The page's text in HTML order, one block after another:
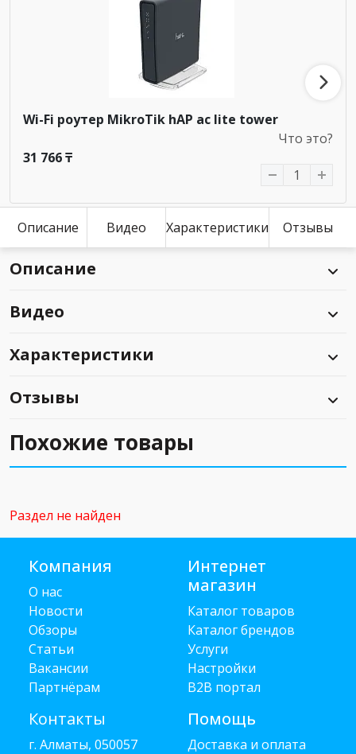
Wi-Fi роутер MikroTik hAP ac lite tower
Что это?
31 766 ₸
Описание Видео Характеристики Отзывы
Описание
Видео
Характеристики
Отзывы
Похожие товары
Раздел не найден
Компания
О нас
Новости
Обзоры
Статьи
Вакансии
Партнёрам
Контакты
г. Алматы, 050057
Интернет
магазин
Каталог товаров
Каталог брендов
Услуги
Настройки
B2B портал
Помощь
Доставка и оплата